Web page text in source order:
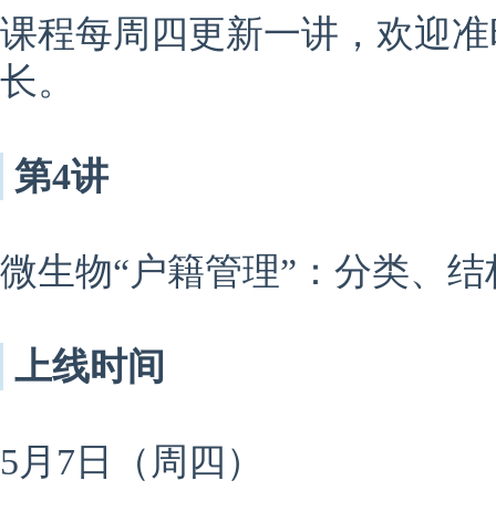
课程每周四更新一讲，欢迎
长。
第4讲
微生物“户籍管理”：分类、
上线时间
5月7日（周四）